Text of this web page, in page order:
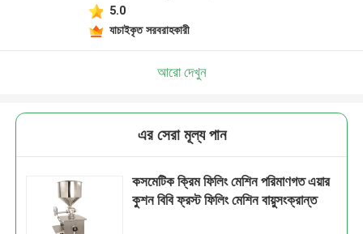
5.0
যাচাইকৃত সরবরাহকারী
আরো দেখুন
এর সেরা মূল্য পান
কসমেটিক ক্রিম ফিলিং মেশিন পরিমাণগত এয়ার
কুশন বিবি ফ্রস্ট ফিলিং মেশিন বায়ুসংক্রান্ত